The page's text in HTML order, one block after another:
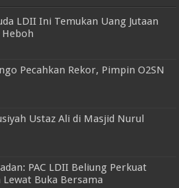
LDII Ini Temukan Uang Jutaan
Pecahkan Rekor, Pimpin O2SN
Ustaz Ali di Masjid Nurul
PAC LDII Beliung Perkuat
Lewat Buka Bersama